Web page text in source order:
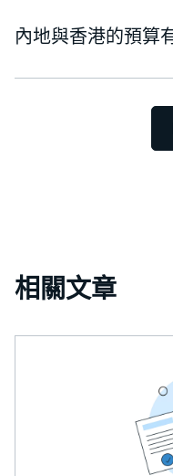
內地與香港的預算
相關文章